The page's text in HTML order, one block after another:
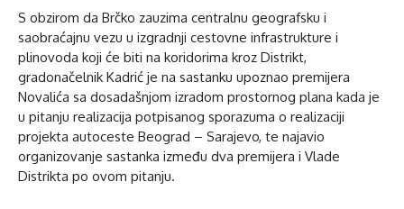
S obzirom da Brčko zauzima centralnu geografsku i
saobraćajnu vezu u izgradnji cestovne infrastrukture i
plinovoda koji će biti na koridorima kroz Distrikt,
gradonačelnik Kadrić je na sastanku upoznao premijera
Novalića sa dosadašnjom izradom prostornog plana kada je
u pitanju realizacija potpisanog sporazuma o realizaciji
projekta autoceste Beograd – Sarajevo, te najavio
organizovanje sastanka između dva premijera i Vlade
Distrikta po ovom pitanju.